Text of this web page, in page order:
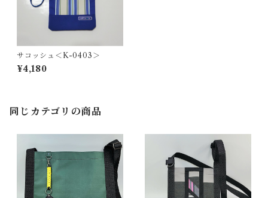
サコッシュ＜K-0403＞
¥4,180
同じカテゴリの商品